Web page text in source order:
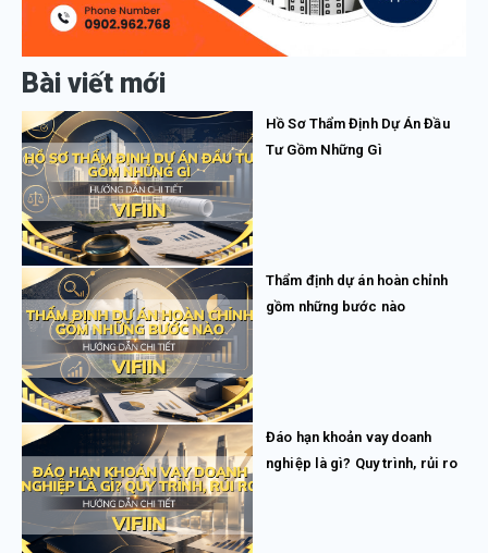
Bài viết mới
Hồ Sơ Thẩm Định Dự Án Đầu
Tư Gồm Những Gì
Thẩm định dự án hoàn chỉnh
gồm những bước nào
Đáo hạn khoản vay doanh
nghiệp là gì? Quy trình, rủi ro